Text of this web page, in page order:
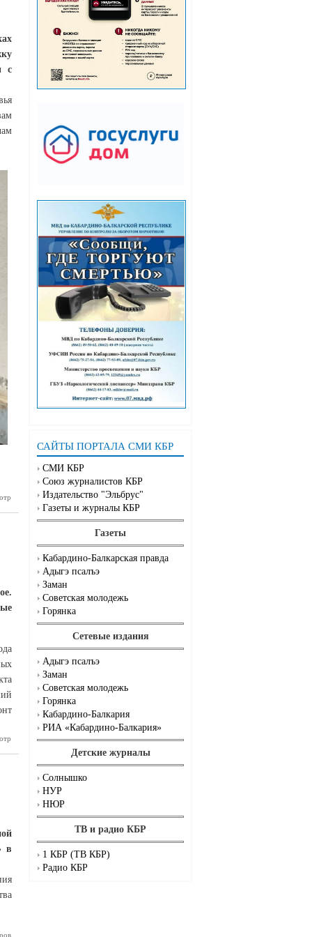
САЙТЫ ПОРТАЛА СМИ КБР
СМИ КБР
Союз журналистов КБР
Издательство "Эльбрус"
Газеты и журналы КБР
Газеты
Кабардино-Балкарская правда
Адыгэ псалъэ
Заман
Советская молодежь
Горянка
Сетевые издания
Адыгэ псалъэ
Заман
Советская молодежь
Горянка
Кабардино-Балкария
РИА «Кабардино-Балкария»
Детские журналы
Солнышко
НУР
НЮР
ТВ и радио КБР
1 КБР (ТВ КБР)
Радио КБР
с
в
часть